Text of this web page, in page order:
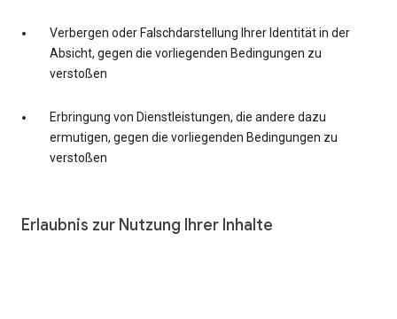
Verbergen oder Falschdarstellung Ihrer Identität in der
Absicht, gegen die vorliegenden Bedingungen zu
verstoßen
Erbringung von Dienstleistungen, die andere dazu
ermutigen, gegen die vorliegenden Bedingungen zu
verstoßen
Erlaubnis zur Nutzung Ihrer Inhalte